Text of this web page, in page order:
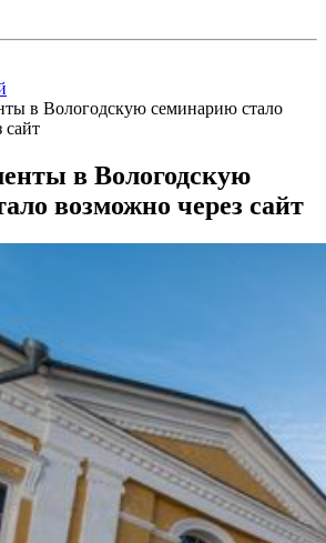
в Вологодскую семинарию стало
сайт
в Вологодскую
возможно через сайт